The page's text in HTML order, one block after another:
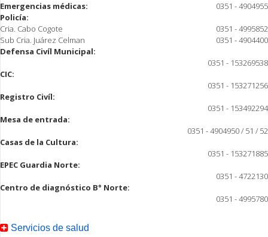
Emergencias médicas:
0351 - 4904955
Policía:
Cria. Cabo Cogote
0351 - 4995852
Sub Cria. Juárez Celman
0351 - 4904400
Defensa Civíl Municipal:
0351 - 153269538
CIC:
0351 - 153271256
Registro Civíl:
0351 - 153492294
Mesa de entrada:
0351 - 4904950 / 51 / 52
Casas de la Cultura:
0351 - 153271885
EPEC Guardia Norte:
0351 - 4722130
Centro de diagnóstico B° Norte:
0351 - 4995780
Servicios de salud